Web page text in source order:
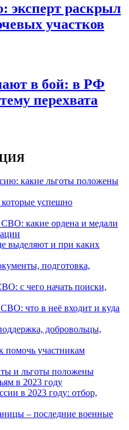
эксперт раскрыл
участков
в бой: в РФ
перехвата
какие льготы положены
успешно
какие ордена и медали
выделяют и при каких
подготовка,
с чего начать поиски,
что в неё входит и куда
добровольцы,
участникам
и льготы положены
в 2023 году
в 2023 году: отбор,
– последние военные